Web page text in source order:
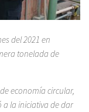
del 2021 en
tonelada de
economía circular,
a la iniciativa de dar